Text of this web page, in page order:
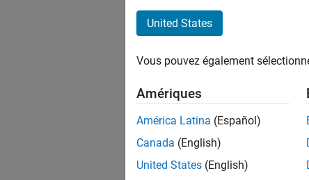
Les
United States
Vous pouvez également
Amériques
América Latina (Español)
Canada (English)
United States (English)